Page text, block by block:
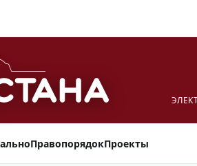
ПравопорядокПроекты